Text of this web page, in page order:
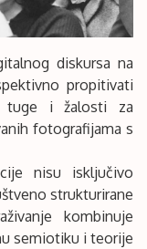
diskursa na
propitivati
tuge i žalosti za
fotografijama s
nisu isključivo
strukturirane
kombinuje
semiotiku i teorije